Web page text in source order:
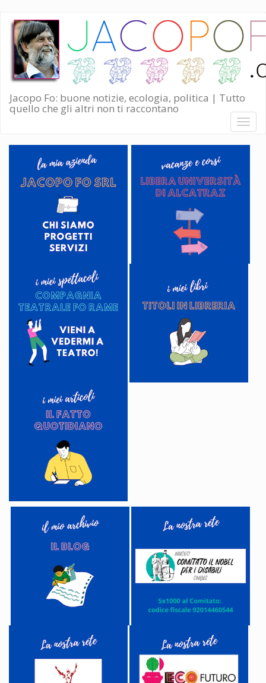
Salta
contenuto
principale
Jacopo Fo: buone notizie, ecologia, politica | Tutto
quello che gli altri non ti raccontano
Toggle